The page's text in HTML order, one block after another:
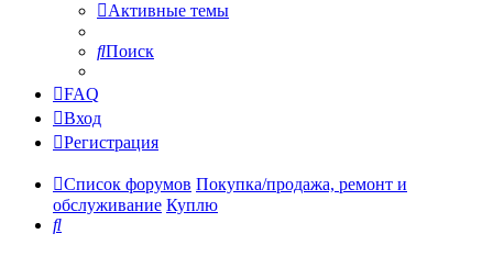
Активные темы
Поиск
FAQ
Вход
Регистрация
Список форумов Покупка/продажа, ремонт и
обслуживание Куплю
Поиск